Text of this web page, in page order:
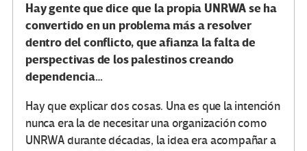
Hay gente que dice que la propia UNRWA se ha
convertido en un problema más a resolver
dentro del conflicto, que afianza la falta de
perspectivas de los palestinos creando
dependencia…
Hay que explicar dos cosas. Una es que la intención
nunca era la de necesitar una organización como
UNRWA durante décadas, la idea era acompañar a